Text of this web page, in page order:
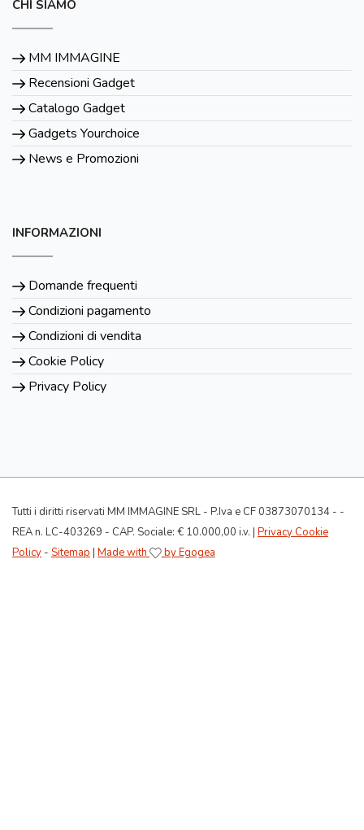
CHI SIAMO
MM IMMAGINE
Recensioni Gadget
Catalogo Gadget
Gadgets Yourchoice
News e Promozioni
INFORMAZIONI
Domande frequenti
Condizioni pagamento
Condizioni di vendita
Cookie Policy
Privacy Policy
Tutti i diritti riservati MM IMMAGINE SRL - P.Iva e CF 03873070134 - -
REA n. LC-403269 - CAP. Sociale: € 10.000,00 i.v. | Privacy Cookie
Policy - Sitemap | Made with by Egogea